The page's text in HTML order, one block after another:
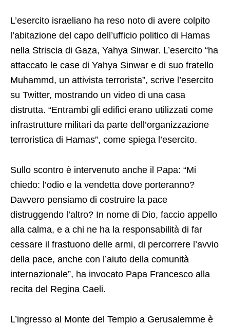
L’esercito israeliano ha reso noto di avere colpito
l’abitazione del capo dell’ufficio politico di Hamas
nella Striscia di Gaza, Yahya Sinwar. L’esercito “ha
attaccato le case di Yahya Sinwar e di suo fratello
Muhammd, un attivista terrorista”, scrive l’esercito
su Twitter, mostrando un video di una casa
distrutta. “Entrambi gli edifici erano utilizzati come
infrastrutture militari da parte dell’organizzazione
terroristica di Hamas”, come spiega l’esercito.
Sullo scontro è intervenuto anche il Papa: “Mi
chiedo: l’odio e la vendetta dove porteranno?
Davvero pensiamo di costruire la pace
distruggendo l’altro? In nome di Dio, faccio appello
alla calma, e a chi ne ha la responsabilità di far
cessare il frastuono delle armi, di percorrere l’avvio
della pace, anche con l’aiuto della comunità
internazionale”, ha invocato Papa Francesco alla
recita del Regina Caeli.
L’ingresso al Monte del Tempio a Gerusalemme è